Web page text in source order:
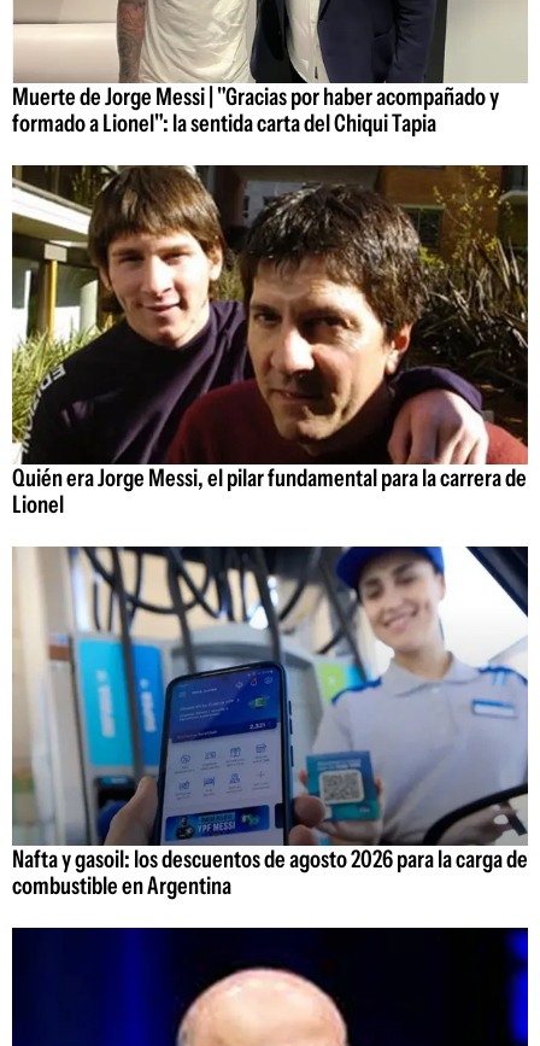
Muerte de Jorge Messi | "Gracias por haber acompañado y
formado a Lionel": la sentida carta del Chiqui Tapia
Quién era Jorge Messi, el pilar fundamental para la carrera de
Lionel
Nafta y gasoil: los descuentos de agosto 2026 para la carga de
combustible en Argentina